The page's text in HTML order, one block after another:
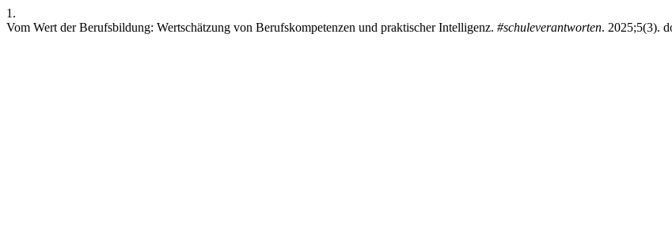
1.
Vom Wert der Berufsbildung: Wertschätzung von Berufskompetenzen und praktischer Intelligenz. #schuleverantworten. 2025;5(3).